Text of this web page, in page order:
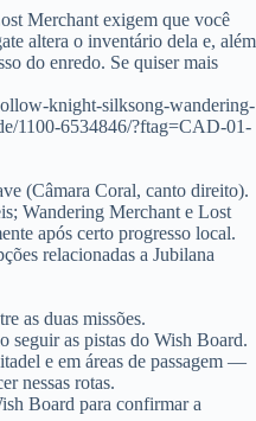
Merchant exigem que você
altera o inventário dela e, além
do enredo. Se quiser mais
knight-silksong-wandering-
1100-6534846/?ftag=CAD-01-
(Câmara Coral, canto direito).
Wandering Merchant e Lost
após certo progresso local.
relacionadas a Jubilana
as duas missões.
seguir as pistas do Wish Board.
e em áreas de passagem —
nessas rotas.
Board para confirmar a